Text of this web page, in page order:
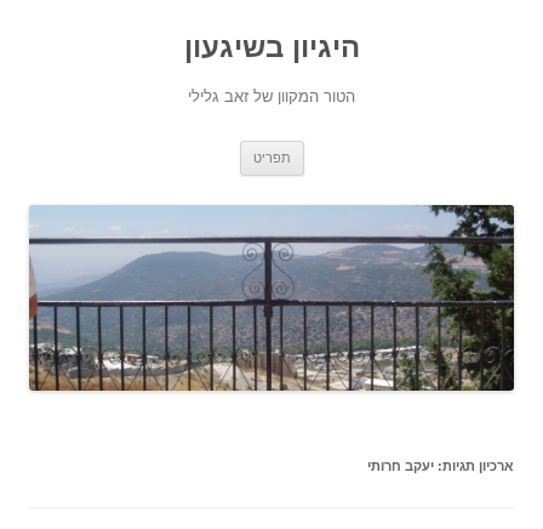
היגיון בשיגעון
הטור המקוון של זאב גלילי
תפריט
ארכיון תגיות: יעקב חרותי